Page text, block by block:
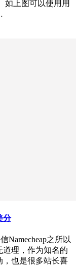
如上图可以使用用
分
Namecheap之所以
道理，作为知名的
，也是很多站长喜